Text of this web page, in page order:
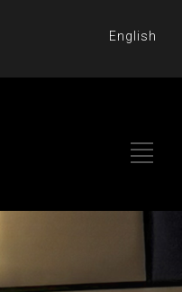
English